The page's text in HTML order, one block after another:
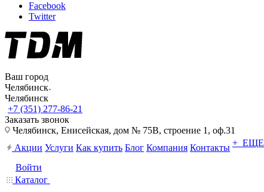
Facebook
Twitter
Ваш город
Челябинск
Челябинск
+7 (351) 277-86-21
Заказать звонок
Челябинск, Енисейская, дом № 75В, строение 1, оф.31
Акции Услуги Как купить Блог Компания Контакты + ЕЩЕ
Войти
Каталог